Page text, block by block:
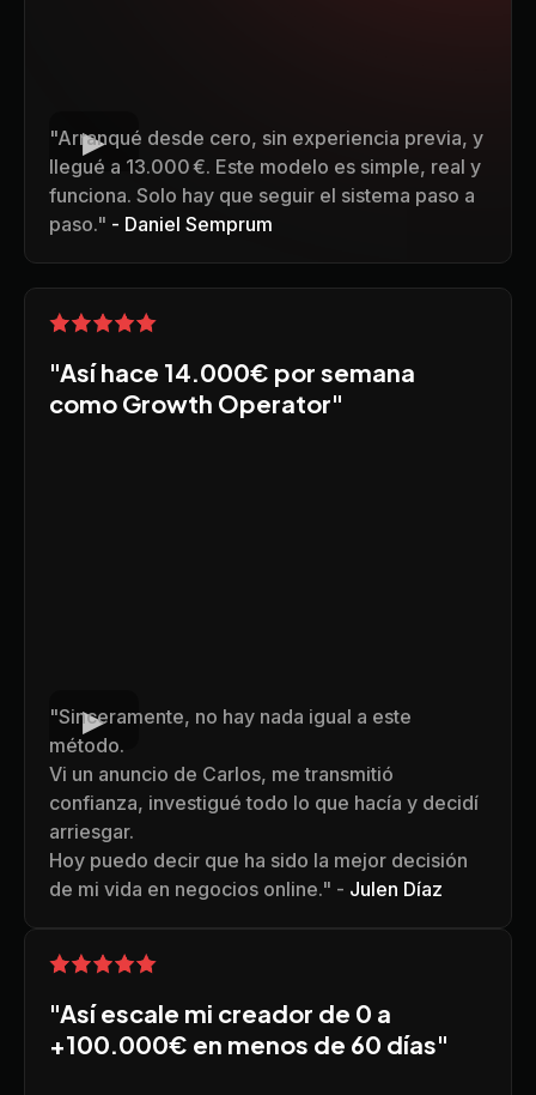
"Arranqué desde cero, sin experiencia previa, y
llegué a 13.000 €. Este modelo es simple, real y
funciona. Solo hay que seguir el sistema paso a
paso." - Daniel Semprum
"Así hace 14.000€ por semana
como Growth Operator"
"Sinceramente, no hay nada igual a este
método.
Vi un anuncio de Carlos, me transmitió
confianza, investigué todo lo que hacía y decidí
arriesgar.
Hoy puedo decir que ha sido la mejor decisión
de mi vida en negocios online." - Julen Díaz
"Así escale mi creador de 0 a
+100.000€ en menos de 60 días"